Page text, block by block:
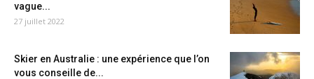
vague...
27 juillet 2022
Skier en Australie : une expérience que l’on
vous conseille de...